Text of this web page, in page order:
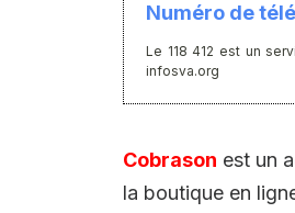
Numéro de
Le 118 412 est un
infosva.org
Cobrason est un
la boutique en